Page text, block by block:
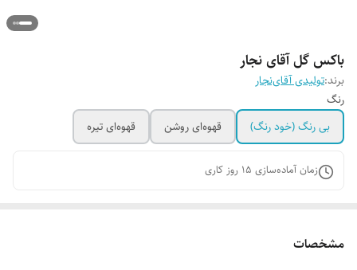
باکس گل آقای نجار
برند:تولیدی آقای‌نجار
رنگ
بی رنگ (خود رنگ)
قهوه‌ای روشن قهوه‌ای تیره
زمان آماده‌سازی 15 روز کاری
مشخصات